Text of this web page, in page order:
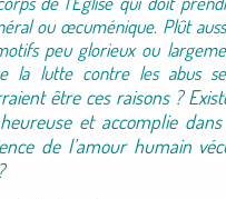
ou œcuménique. Plût
peu glorieux ou
la lutte contre les abus
être ces raisons ?
et accomplie
de l’amour humain